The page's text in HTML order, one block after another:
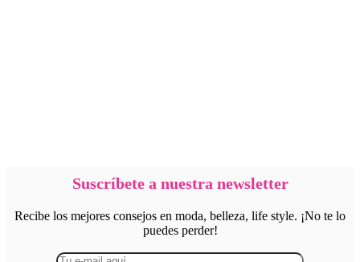
Suscríbete a nuestra newsletter
Recibe los mejores consejos en moda, belleza, life style. ¡No te lo
puedes perder!